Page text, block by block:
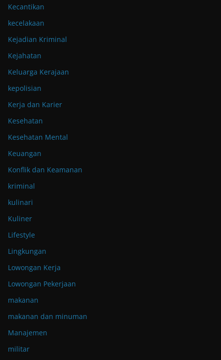
Kecantikan
kecelakaan
Kejadian Kriminal
Kejahatan
Keluarga Kerajaan
kepolisian
Kerja dan Karier
Kesehatan
Kesehatan Mental
Keuangan
Konflik dan Keamanan
kriminal
kulinari
Kuliner
Lifestyle
Lingkungan
Lowongan Kerja
Lowongan Pekerjaan
makanan
makanan dan minuman
Manajemen
militar